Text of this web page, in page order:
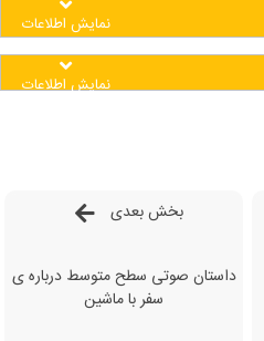
نمایش اطلاعات
نمایش اطلاعات
بخش بعدی
داستان صوتی سطح متوسط درباره ی
سفر با ماشین